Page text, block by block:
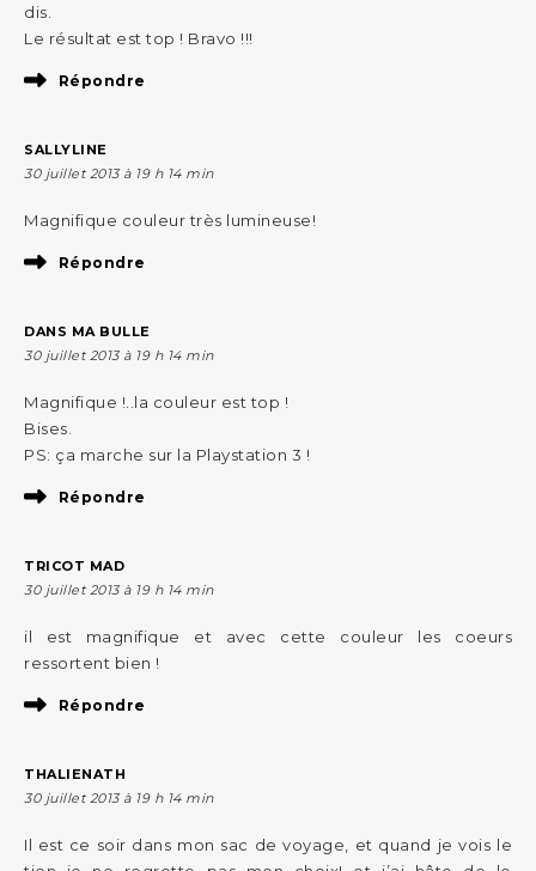
dis.
Le résultat est top ! Bravo !!!
Répondre
SALLYLINE
30 juillet 2013 à 19 h 14 min
Magnifique couleur très lumineuse!
Répondre
DANS MA BULLE
30 juillet 2013 à 19 h 14 min
Magnifique !..la couleur est top !
Bises.
PS: ça marche sur la Playstation 3 !
Répondre
TRICOT MAD
30 juillet 2013 à 19 h 14 min
il est magnifique et avec cette couleur les coeurs
ressortent bien !
Répondre
THALIENATH
30 juillet 2013 à 19 h 14 min
Il est ce soir dans mon sac de voyage, et quand je vois le